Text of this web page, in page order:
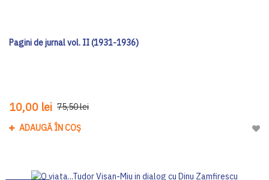
Pagini de jurnal vol. II (1931-1936)
10,00 lei 75,50 lei
ADAUGĂ ÎN COȘ